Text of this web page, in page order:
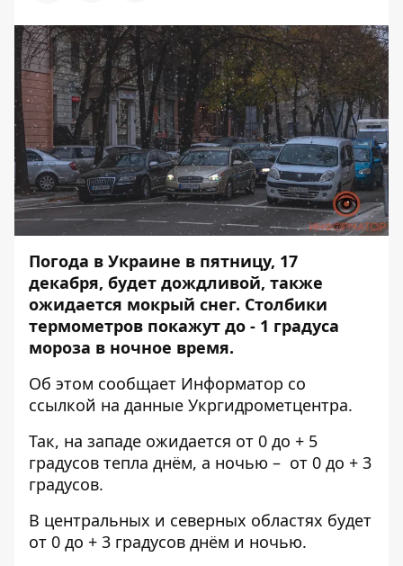
Погода в Украине в пятницу, 17
декабря, будет дождливой, также
ожидается мокрый снег. Столбики
термометров покажут до - 1 градуса
мороза в ночное время.
Об этом сообщает Информатор со
ссылкой на данные Укргидрометцентра.
Так, на западе ожидается от 0 до + 5
градусов тепла днём, а ночью – от 0 до + 3
градусов.
В центральных и северных областях будет
от 0 до + 3 градусов днём и ночью.